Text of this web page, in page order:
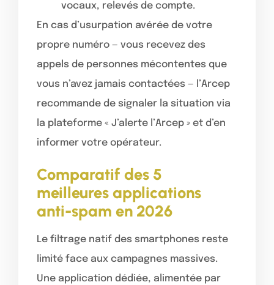
vocaux, relevés de compte.
En cas d’usurpation avérée de votre
propre numéro — vous recevez des
appels de personnes mécontentes que
vous n’avez jamais contactées — l’Arcep
recommande de signaler la situation via
la plateforme « J’alerte l’Arcep » et d’en
informer votre opérateur.
Comparatif des 5
meilleures applications
anti-spam en 2026
Le filtrage natif des smartphones reste
limité face aux campagnes massives.
Une application dédiée, alimentée par